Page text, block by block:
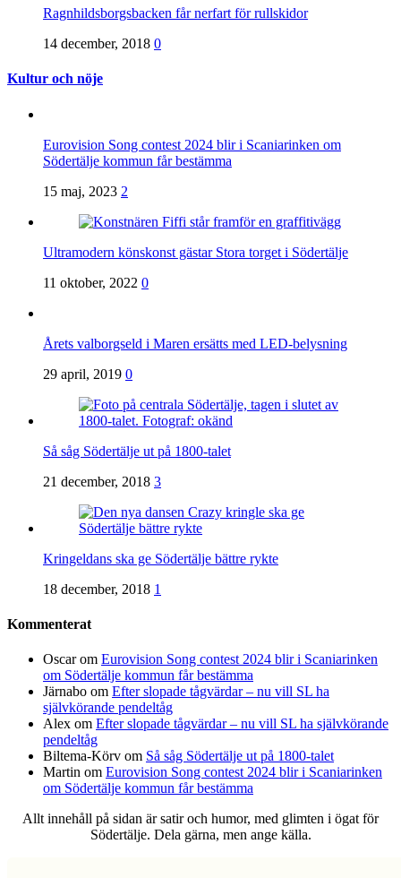
Ragnhildsborgsbacken får nerfart för rullskidor
14 december, 2018 0
Kultur och nöje
Eurovision Song contest 2024 blir i Scaniarinken om
Södertälje kommun får bestämma
15 maj, 2023 2
Ultramodern könskonst gästar Stora torget i Södertälje
11 oktober, 2022 0
Årets valborgseld i Maren ersätts med LED-belysning
29 april, 2019 0
Så såg Södertälje ut på 1800-talet
21 december, 2018 3
Kringeldans ska ge Södertälje bättre rykte
18 december, 2018 1
Kommenterat
Oscarom Eurovision Song contest 2024 blir i Scaniarinken
om Södertälje kommun får bestämma
Järnabo om Efter slopade tågvärdar – nu vill SL ha
självkörande pendeltåg
Alex om Efter slopade tågvärdar – nu vill SL ha självkörande
pendeltåg
Biltema-Körv om Så såg Södertälje ut på 1800-talet
Martin om Eurovision Song contest 2024 blir i Scaniarinken
om Södertälje kommun får bestämma
Allt innehåll på sidan är satir och humor, med glimten i ögat för
Södertälje. Dela gärna, men ange källa.